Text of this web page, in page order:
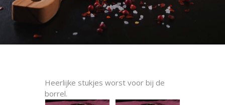
Heerlijke stukjes worst voor bij de
borrel.